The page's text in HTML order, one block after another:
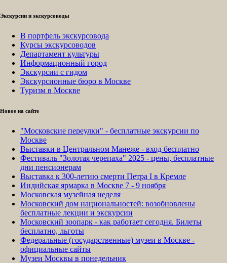
Экскурсии и экскурсоводы
В портфель экскурсовода
Курсы экскурсоводов
Департамент культуры
Информационный город
Экскурсии с гидом
Экскурсионные бюро в Москве
Туризм в Москве
Новое на сайте
"Московские переулки" - бесплатные экскурсии по
Москве
Выставки в Центральном Манеже - вход бесплатно
Фестиваль "Золотая черепаха" 2025 - цены, бесплатные
дни пенсионерам
Выставка к 300-летию смерти Петра I в Кремле
Индийская ярмарка в Москве 7 - 9 ноября
Московская музейная неделя
Московский дом национальностей: возобновлены
бесплатные лекции и экскурсии
Московский зоопарк - как работает сегодня. Билеты
бесплатно, льготы
Федеральные (государственные) музеи в Москве -
официальные сайты
Музеи Москвы в понедельник